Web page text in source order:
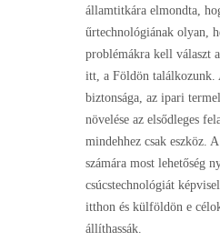
államtitkára elmondta,
űrtechnológiának olyan,
problémákra kell választ
itt, a Földön találkozunk.
biztonsága, az ipari
növelése az elsődleges
mindehhez csak eszköz.
számára most lehetőség
csúcstechnológiát
itthon és külföldön e
állíthassák.